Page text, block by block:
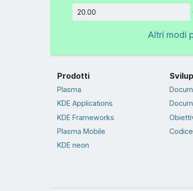
Altri modi
Prodotti
Plasma
KDE Applications
KDE Frameworks
Plasma Mobile
KDE neon